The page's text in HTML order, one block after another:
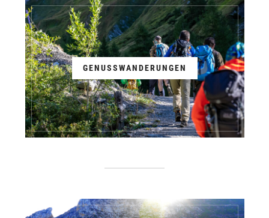
GENUSSWANDERUNGEN